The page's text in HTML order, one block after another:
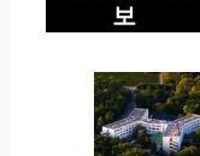
보